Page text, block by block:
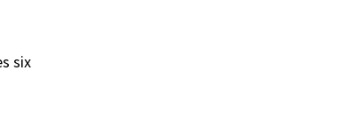
six